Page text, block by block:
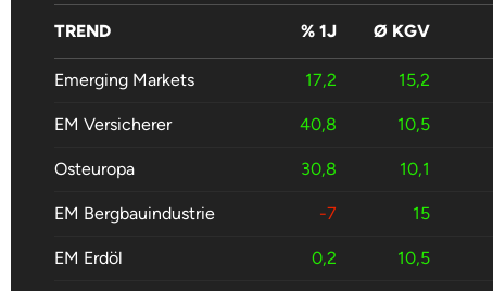
TREND % 1J Ø KGV
Emerging Markets 17,2 15,2
EM Versicherer 40,8 10,5
Osteuropa 30,8 10,1
EM Bergbauindustrie -7 15
EM Erdöl 0,2 10,5